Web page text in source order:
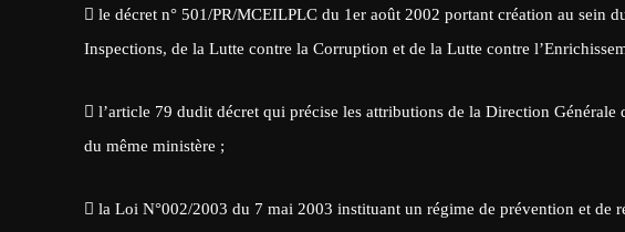
 le décret n° 501/PR/MCEILPLC du 1er août 2002 portant création au sein
Inspections, de la Lutte contre la Corruption et de la Lutte contre
 l’article 79 dudit décret qui précise les attributions de la Direction
du même ministère ;
 la Loi N°002/2003 du 7 mai 2003 instituant un régime de prévention et de